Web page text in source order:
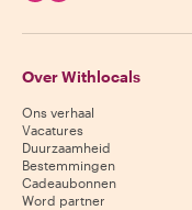
Over Withlocals
Ons verhaal
Vacatures
Duurzaamheid
Bestemmingen
Cadeaubonnen
Word partner